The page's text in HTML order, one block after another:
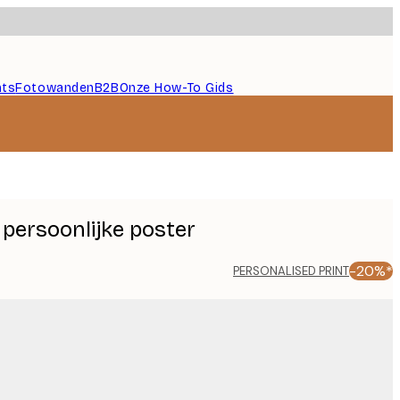
FotowandenB2BOnze How-To Gids
poster
PERSONALISED PRINT-20%*